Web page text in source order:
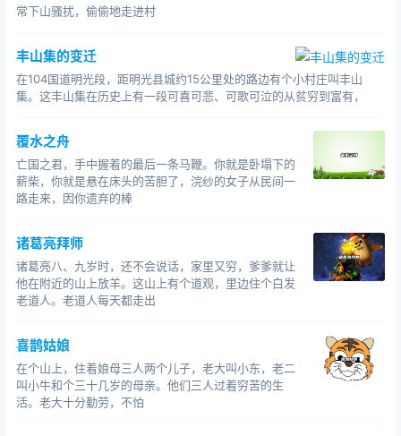
常下山骚扰，偷偷地走进村
丰山集的变迁
在104国道明光段，距明光县城约15公里处的路边有个小村庄叫丰山
集。这丰山集在历史上有一段可喜可悲、可歌可泣的从贫穷到富有，
覆水之舟
亡国之君，手中握着的最后一条马鞭。你就是卧塌下的
薪柴，你就是悬在床头的苦胆了，浣纱的女子从民间一
路走来，因你遗弃的棒
诸葛亮拜师
诸葛亮八、九岁时，还不会说话，家里又穷，爹爹就让
他在附近的山上放羊。这山上有个道观，里边住个白发
老道人。老道人每天都走出
喜鹊姑娘
在个山上，住着娘母三人两个儿子，老大叫小东，老二
叫小牛和个三十几岁的母亲。他们三人过着穷苦的生
活。老大十分勤劳，不怕